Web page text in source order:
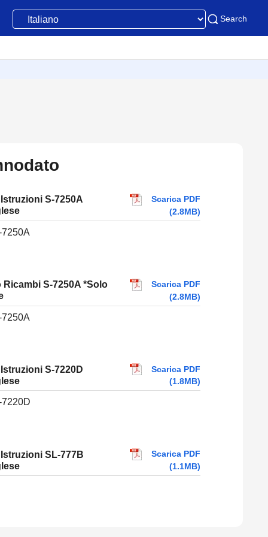
Search
S-7250A
Scarica PDF
(2.8MB)
7250A
Ricambi S-7250A *Solo
Scarica PDF
(2.8MB)
7250A
S-7220D
Scarica PDF
(1.8MB)
7220D
SL-777B
Scarica PDF
(1.1MB)